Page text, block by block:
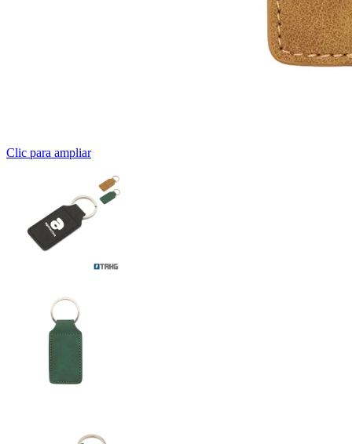
Clic para ampliar